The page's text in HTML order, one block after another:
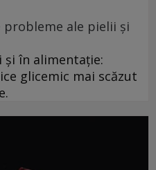
probleme ale pielii și
și în alimentație:
glicemic mai scăzut